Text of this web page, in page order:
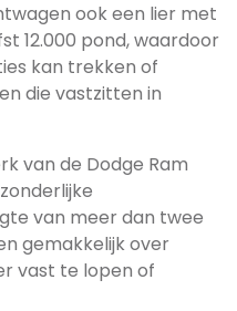
ook een lier met
12.000 pond, waardoor
kan trekken of
die vastzitten in
van de Dodge Ram
van meer dan twee
gemakkelijk over
vast te lopen of